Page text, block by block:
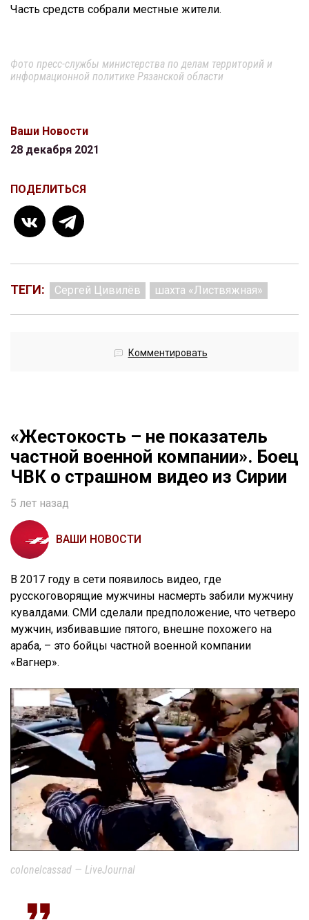
Часть средств собрали местные жители.
Фото пресс-службы министерства по делам территорий и
информационной политике Рязанской области
Ваши Новости
28 декабря 2021
ПОДЕЛИТЬСЯ
ТЕГИ: Сергей Цивилёв шахта «Листвяжная»
Комментировать
«Жестокость – не показатель
частной военной компании». Боец
ЧВК о страшном видео из Сирии
5 лет назад
ВАШИ НОВОСТИ
В 2017 году в сети появилось видео, где
русскоговорящие мужчины насмерть забили мужчину
кувалдами. СМИ сделали предположение, что четверо
мужчин, избивавшие пятого, внешне похожего на
араба, – это бойцы частной военной компании
«Вагнер».
colonelcassad — LiveJournal